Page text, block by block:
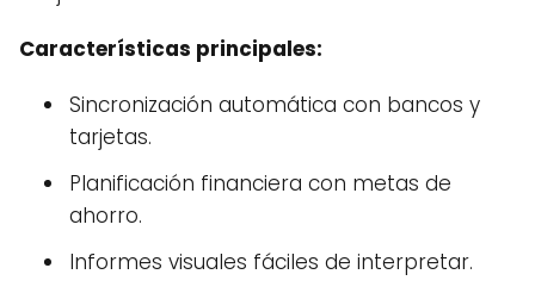
Características principales:
Sincronización automática con bancos y
tarjetas.
Planificación financiera con metas de
ahorro.
Informes visuales fáciles de interpretar.